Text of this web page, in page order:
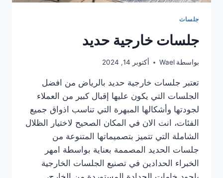
جلسات
جلسات خارجية حديد
بواسطة Wael أكتوبر 14, 2024
تعتبر جلسات خارجية حديد بالرياض من افضل
الجلسات التي يكون عليها إقبال كبير من العملاء
لجودتها وأشكالها المبهرة التي تناسب اذواق جميع
الفئات، انت الان في المكان الصحيح لاختيار الظلال
الشاملة التي تتميز بتصميماتها المتنوعة من
جلسات الحديد المصممة بعناية بواسطة امهر
الخبراء الحدادين في تصنيع الجلسات الخارجية